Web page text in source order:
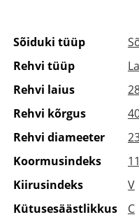
Sõiduki tüüp
Rehvi tüüp
Rehvi laius
Rehvi kõrgus
Rehvi diameeter
Koormusindeks
Kiirusindeks
V
Kütusesäästlikkus
C